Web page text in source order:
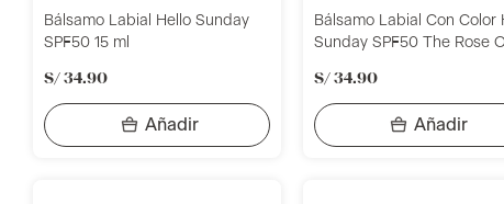
Bálsamo Labial Hello Sunday
SPF50 15 ml
S/ 34.90
Bálsamo Labial Con Color
Sunday SPF50 The Rose
S/ 34.90